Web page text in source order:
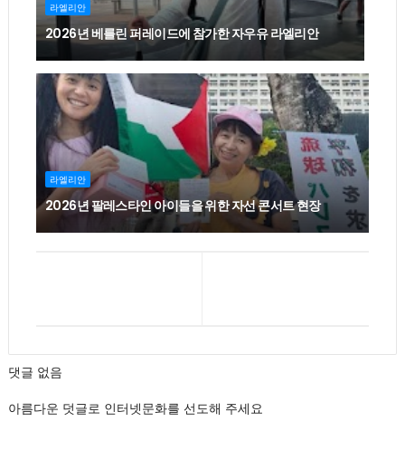
라엘리안
2026년 베를린 퍼레이드에 참가한 자우유 라엘리안
라엘리안
2026년 팔레스타인 아이들을 위한 자선 콘서트 현장
댓글 없음
아름다운 덧글로 인터넷문화를 선도해 주세요